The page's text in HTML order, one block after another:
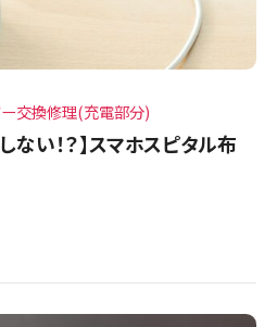
ー交換修理(充電部分)
い！？】スマホスピタル布